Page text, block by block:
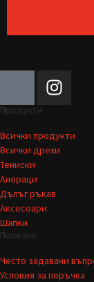
Продукти
Всички продукти
Всички дрехи
Тениски
Анораци
Дълъг ръкав
Аксесоари
Шапки
Полезно
Често задавани
Условия за поръчка